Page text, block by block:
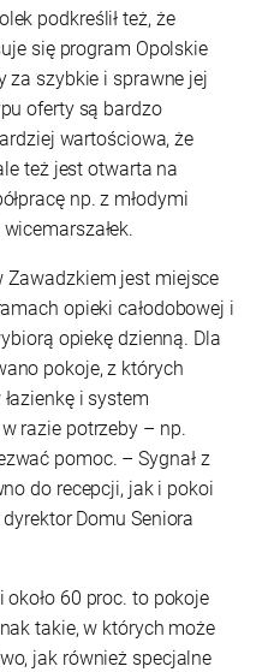
podkreślił też, że
się program Opolskie
za szybkie i sprawne jej
oferty są bardzo
wartościowa, że
też jest otwarta na
np. z młodymi
Zawadzkiem jest miejsce
opieki całodobowej i
opiekę dzienną. Dla
pokoje, z których
i system
razie potrzeby – np.
pomoc. – Sygnał z
do recepcji, jak i pokoi
Domu Seniora
60 proc. to pokoje
takie, w których może
jak również specjalne